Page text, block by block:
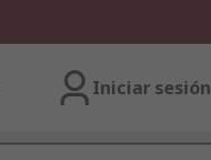
Iniciar